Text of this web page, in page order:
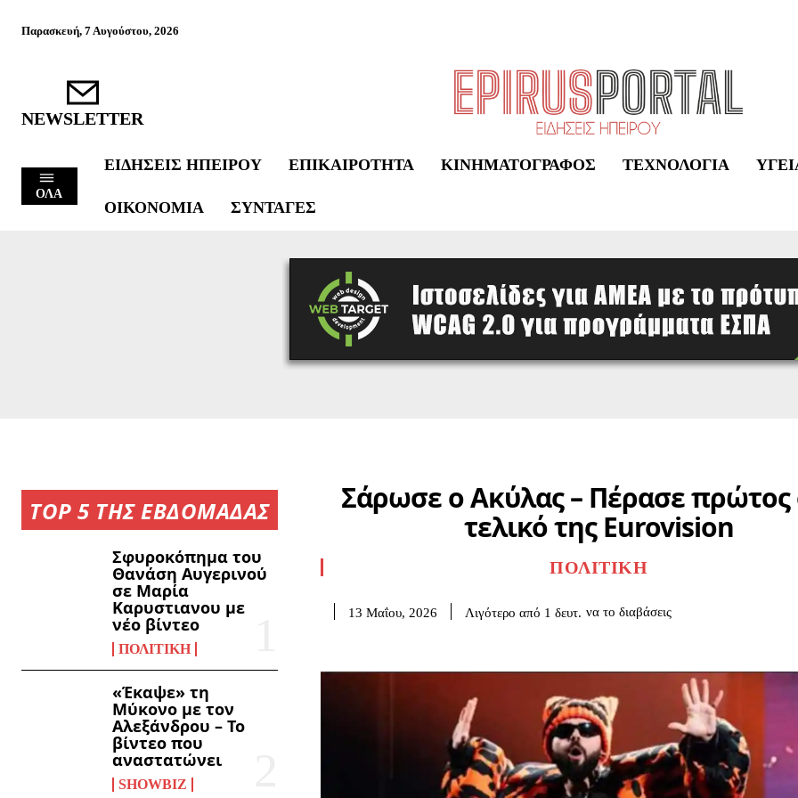
Παρασκευή, 7 Αυγούστου, 2026
NEWSLETTER
ΟΛΑ
ΕΙΔΉΣΕΙΣ ΗΠΕΊΡΟΥ ΕΠΙΚΑΙΡΌΤΗΤΑ ΚΙΝΗΜΑΤΟΓΡΆΦΟΣ ΤΕΧΝΟΛΟΓΊΑ
ΟΙΚΟΝΟΜΊΑ ΣΥΝΤΑΓΈΣ
TOP 5 ΤΗΣ ΕΒΔΟΜΑΔΑΣ
Σφυροκόπημα του
Θανάση Αυγερινού
σε Μαρία
Καρυστιανου με
νέο βίντεο
ΠΟΛΙΤΙΚΉ
«Έκαψε» τη
Μύκονο με τον
Αλεξάνδρου – Το
βίντεο που
αναστατώνει
SHOWBIZ
Σάρωσε ο Ακύλας – Πέρασε πρώτος
τελικό της Eurovision
ΠΟΛΙΤΙΚΉ
13 Μαΐου, 2026 Λιγότερο από 1 δευτ. να το διαβάσεις